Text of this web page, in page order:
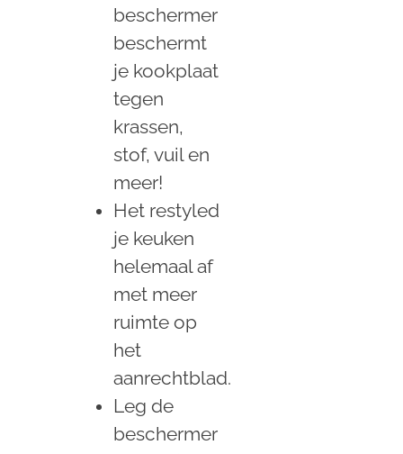
beschermer
beschermt
je kookplaat
tegen
krassen,
stof, vuil en
meer!
Het restyled
je keuken
helemaal af
met meer
ruimte op
het
aanrechtblad.
Leg de
beschermer